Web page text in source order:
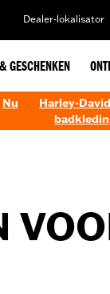
Dealer-lokalisator
GESCHENKEN
Nu
Harley-